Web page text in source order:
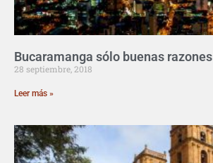
Bucaramanga sólo buenas razones
28 septiembre, 2018
Leer más »